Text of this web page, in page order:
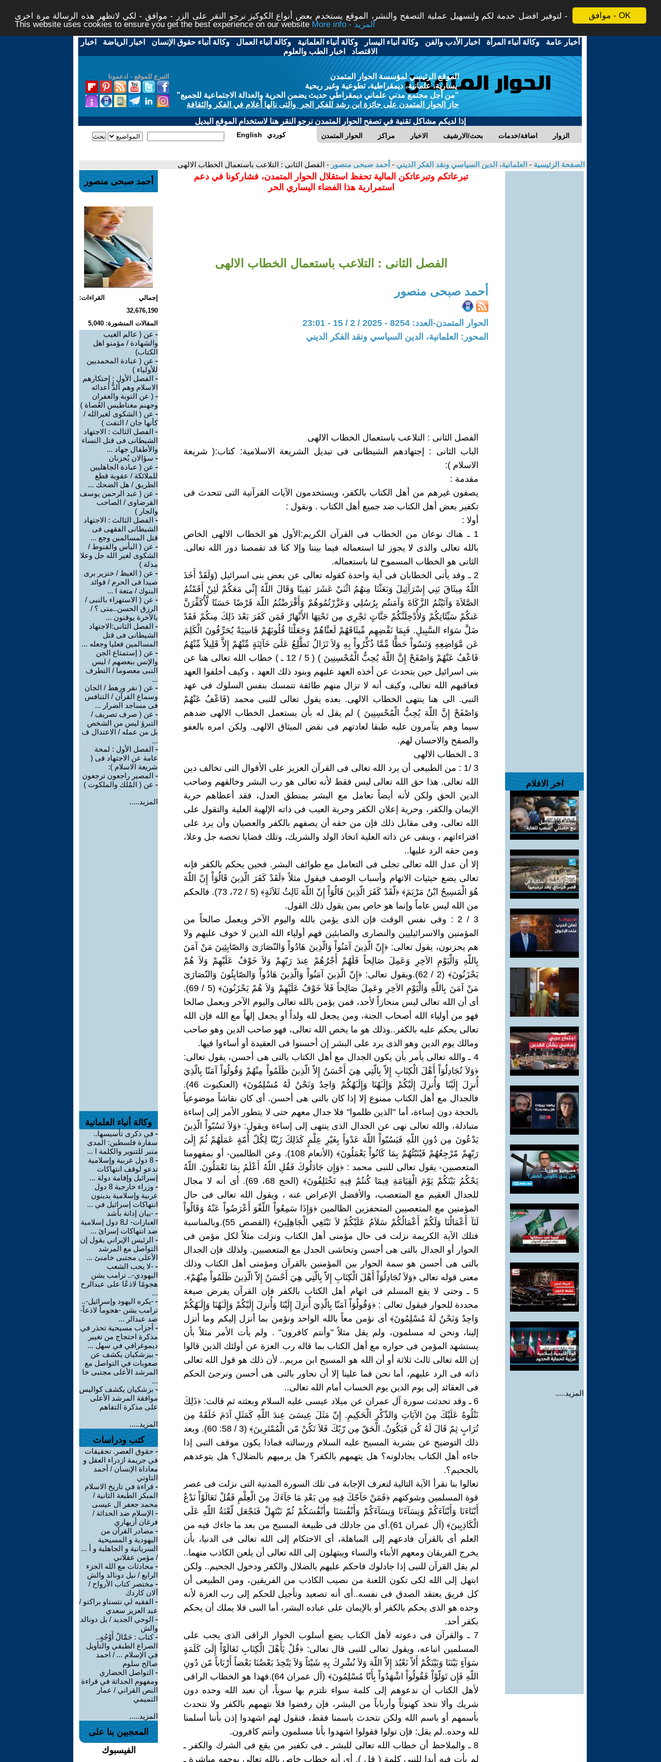
موافق - OK
لتوفير افضل خدمة لكم ولتسهيل عملية التصفح والنشر، الموقع يستخدم بعض أنواع الكوكيز نرجو النقر على الزر - موافق - لكي لاتظهر هذه الرسالة مرة اخرى -
This website uses cookies to ensure you get the best experience on our website
More info - المزيد
أخبار عامة -وكالة أنباء المرأة - اخبار الأدب والفن -وكالة أنباء اليسار -وكالة أنباء العلمانية -وكالة أنباء العمال -وكالة أنباء حقوق الإنسان - اخبار الرياضة - اخبار
الاقتصاد - اخبار الطب والعلوم
التبرع للموقع - ادعمونا
الموقع الرئيسي لمؤسسة الحوار المتمدن
يسارية، علمانية، ديمقراطية، تطوعية وغير ربحية
"من أجل مجتمع مدني علماني ديمقراطي حديث يضمن الحرية والعدالة الاجتماعية للجميع"
حاز الحوار المتمدن على جائزة ابن رشد للفكر الحر والتى نالها أعلام في الفكر والثقافة
إذا لديكم مشاكل تقنية في تصفح الحوار المتمدن نرجو النقر هنا لاستخدام الموقع البديل
الحوار المتمدن مراكز الاخبار بحث/الارشيف اضافة/خدمات الزوار English كوردي
الصفحة الرئيسية - العلمانية، الدين السياسي ونقد الفكر الديني - أحمد صبحى منصور - الفصل الثانى : التلاعب باستعمال الخطاب الالهى
اخر الافلام
المزيد.....
تبرعاتكم وتبرعاتكن المالية تحفظ استقلال الحوار المتمدن، فشاركونا في دعم
استمرارية هذا الفضاء اليساري الحر
الفصل الثانى : التلاعب باستعمال الخطاب الالهى
أحمد صبحى منصور
الحوار المتمدن-العدد: 8254 - 2025 / 2 / 15 - 23:01
المحور: العلمانية، الدين السياسي ونقد الفكر الديني
الفصل الثانى : التلاعب باستعمال الخطاب الالهى
الباب الثانى : إجتهادهم الشيطانى فى تبديل الشريعة الاسلامية: كتاب:( شريعة
الاسلام ):
مقدمة :
يصفون غيرهم من أهل الكتاب بالكفر، ويستخدمون الآيات القرآنية التى تتحدث فى
تكفير بعض أهل الكتاب ضد جميع أهل الكتاب . ونقول :
أولا :
1 ـ هناك نوعان من الخطاب فى القرآن الكريم:الأول هو الخطاب الالهى الخاص
بالله تعالى والذى لا يجوز لنا استعماله فيما بيننا وإلا كنا قد تقمصنا دور الله تعالى.
الثانى هو الخطاب المسموح لنا باستعماله.
2 ـ وقد يأتى الخطابان فى أية واحدة كقوله تعالى عن بعض بنى اسرائيل (وَلَقَدْ أَخَذَ
اللّهُ مِيثَاقَ بَنِي إِسْرَآئِيلَ وَبَعَثْنَا مِنهُمُ اثْنَيْ عَشَرَ نَقِيبًا وَقَالَ اللّهُ إِنِّي مَعَكُمْ لَئِنْ أَقَمْتُمُ
الصَّلاَةَ وَآتَيْتُمُ الزَّكَاةَ وَآمَنتُم بِرُسُلِي وَعَزَّرْتُمُوهُمْ وَأَقْرَضْتُمُ اللّهَ قَرْضًا حَسَنًا لَّأُكَفِّرَنَّ
عَنكُمْ سَيِّئَاتِكُمْ وَلأُدْخِلَنَّكُمْ جَنَّاتٍ تَجْرِي مِن تَحْتِهَا الأَنْهَارُ فَمَن كَفَرَ بَعْدَ ذَلِكَ مِنكُمْ فَقَدْ
ضَلَّ سَوَاء السَّبِيلِ. فَبِمَا نَقْضِهِم مِّيثَاقَهُمْ لَعنَّاهُمْ وَجَعَلْنَا قُلُوبَهُمْ قَاسِيَةً يُحَرِّفُونَ الْكَلِمَ
عَن مَّوَاضِعِهِ وَنَسُواْ حَظًّا مِّمَّا ذُكِّرُواْ بِهِ وَلاَ تَزَالُ تَطَّلِعُ عَلَىَ خَآئِنَةٍ مِّنْهُمْ إِلاَّ قَلِيلاً مِّنْهُمُ
فَاعْفُ عَنْهُمْ وَاصْفَحْ إِنَّ اللّهَ يُحِبُّ الْمُحْسِنِينَ ) ( 5 / 12 ـ ) خطاب الله تعالى هنا عن
بنى اسرائيل حين يتحدث عن أخذه العهد عليهم وبنود ذلك العهد ، وكيف أخلفوا العهد
فعاقبهم الله تعالى، وكيف أنه لا تزال منهم طائفة تتمسك بنفس السلوك فى عهد
النبى. الى هنا ينتهى الخطاب الالهى. بعده يقول تعالى للنبى محمد (فَاعْفُ عَنْهُمْ
وَاصْفَحْ إِنَّ اللّهَ يُحِبُّ الْمُحْسِنِينَ ) لم يقل له بأن يستعمل الخطاب الالهى ضدهم
سيما وهم يتآمرون عليه طبقا لعادتهم فى نقض الميثاق الالهى. ولكن امره بالعفو
والصفح والاحسان لهم.
3 ـ الخطاب الالهى
3 /1 : من الطبيعى أن يرد الله تعالى فى القرآن العزيز على الأقوال التى تخالف دين
الله تعالى. هذا حق الله تعالى ليس فقط لأنه تعالى هو رب البشر وخالقهم وصاحب
الدين الحق ولكن لأنه أيضاً تعامل مع البشر بمنطق العدل، فقد أعطاهم حرية
الإيمان والكفر، وحرية إعلان الكفر وحرية العيب فى ذاته الإلهية العلية والتقول على
الله تعالى، وفى مقابل ذلك فإن من حقه أن يصفهم بالكفر والعصيان وأن يرد على
افتراءاتهم ، وينفى عن ذاته العلية اتخاذ الولد والشريك، وتلك قضايا تخصه جل وعلا،
ومن حقه الرد عليها..
إلا أن عدل الله تعالى تجلى فى التعامل مع طوائف البشر. فحين يحكم بالكفر فإنه
تعالى يضع حيثيات الاتهام وأسباب الوصف فيقول مثلاً ﴿لَقَدْ كَفَرَ الّذِينَ قَالُوَاْ إِنّ اللّهَ
هُوَ الْمَسِيحُ ابْنُ مَرْيَمَ﴾ ﴿لّقَدْ كَفَرَ الّذِينَ قَالُوَاْ إِنّ اللّهَ ثَالِثُ ثَلاَثَةٍ﴾ (5 / 72، 73). فالحكم
من الله ليس عاماً وإنما هو خاص بمن يقول ذلك القول.
3 / 2 : وفى نفس الوقت فإن الذى يؤمن بالله واليوم الآخر ويعمل صالحاً من
المؤمنين والاسرائيليين والنصارى والصابئين فهم أولياء الله الذين لا خوف عليهم ولا
هم يحزنون، يقول تعالى: ﴿إِنّ الّذِينَ آمَنُواْ وَالّذِينَ هَادُواْ وَالنّصَارَىَ وَالصّابِئِينَ مَنْ آمَنَ
بِاللّهِ وَالْيَوْمِ الاَخِرِ وَعَمِلَ صَالِحاً فَلَهُمْ أَجْرُهُمْ عِندَ رَبّهِمْ وَلاَ خَوْفٌ عَلَيْهِمْ وَلاَ هُمْ
يَحْزَنُونَ﴾ (2 / 62).ويقول تعالى: ﴿إِنّ الّذِينَ آمَنُواْ وَالّذِينَ هَادُواْ وَالصّابِئُونَ وَالنّصَارَىَ
مَنْ آمَنَ بِاللّهِ وَالْيَوْمِ الاَخِرِ وعَمِلَ صَالِحاً فَلاَ خَوْفٌ عَلَيْهِمْ وَلاَ هُمْ يَحْزَنُونَ﴾ (5 / 69).
أى أن الله تعالى ليس منحازاً لأحد، فمن يؤمن بالله تعالى واليوم الآخر ويعمل صالحا
فهو من أولياء الله أصحاب الجنة، ومن يجعل لله ولداً أو يجعل إلهاً مع الله فإن الله
تعالى يحكم عليه بالكفر..وذلك هو ما يخص الله تعالى، فهو صاحب الدين وهو صاحب
ومالك يوم الدين وهو الذى يرد على البشر إن أحسنوا فى العقيدة أو أساءوا فيها.
4 ـ والله تعالى يأمر بأن يكون الجدال مع أهل الكتاب بالتى هى أحسن، يقول تعالى:
﴿وَلاَ تُجَادِلُوَاْ أَهْلَ الْكِتَابِ إِلاّ بِالّتِي هِيَ أَحْسَنُ إِلاّ الّذِينَ ظَلَمُواْ مِنْهُمْ وَقُولُوَاْ آمَنّا بِالّذِيَ
أُنزِلَ إِلَيْنَا وَأُنزِلَ إِلَيْكُمْ وَإِلَـَهُنَا وَإِلَـَهُكُمْ وَاحِدٌ وَنَحْنُ لَهُ مُسْلِمُونَ﴾ (العنكبوت 46).
فالجدال مع أهل الكتاب ممنوع إلا إذا كان بالتى هى أحسن. أى كان نقاشاً موضوعياً
بالحجة دون إساءة، أما "الذين ظلموا" فلا جدال معهم حتى لا يتطور الأمر إلى إساءة
متبادلة، والله تعالى نهى عن الجدال الذى ينتهى إلى إساءة ويقول: ﴿وَلاَ تَسُبّواْ الّذِينَ
يَدْعُونَ مِن دُونِ اللّهِ فَيَسُبّواْ اللّهَ عَدْواً بِغَيْرِ عِلْمٍ كَذَلِكَ زَيّنّا لِكُلّ أُمّةٍ عَمَلَهُمْ ثُمّ إِلَىَ
رَبّهِمْ مّرْجِعُهُمْ فَيُنَبّئُهُمْ بِمَا كَانُواْ يَعْمَلُونَ﴾ (الأنعام 108). وعن الظالمين- أو بمفهومنا
المتعصبين- يقول تعالى للنبى محمد : ﴿وَإِن جَادَلُوكَ فَقُلِ اللّهُ أَعْلَمُ بِمَا تَعْمَلُونَ. اللّهُ
يَحْكُمُ بَيْنَكُمْ يَوْمَ الْقِيَامَةِ فِيمَا كُنتُمْ فِيهِ تَخْتَلِفُونَ﴾ (الحج 68، 69). أى أنه لا مجال
للجدال العقيم مع المتعصب، والأفضل الإعراض عنه ، ويقول الله تعالى فى حال
المؤمنين مع المتعصبين المتحفزين الظالمين ﴿وَإِذَا سَمِعُواْ اللّغْوَ أَعْرَضُواْ عَنْهُ وَقَالُواْ
لَنَآ أَعْمَالُنَا وَلَكُمْ أَعْمَالُكُمْ سَلاَمٌ عَلَيْكُمْ لاَ نَبْتَغِي الْجَاهِلِينَ﴾ (القصص 55).وبالمناسبة
فتلك الآية الكريمة نزلت فى حال مؤمنى أهل الكتاب ونزلت مثلاً لكل مؤمن فى
الحوار أو الجدال بالتى هى أحسن وتحاشى الجدل مع المتعصبين. ولذلك فإن الجدال
بالتى هى أحسن هو سمة الحوار بين المؤمنين بالقرآن ومؤمنى أهل الكتاب وذلك
معنى قوله تعالى ﴿وَلاَ تُجَادِلُوَاْ أَهْلَ الْكِتَابِ إِلاّ بِالّتِي هِيَ أَحْسَنُ إِلاّ الّذِينَ ظَلَمُواْ مِنْهُمْ﴾.
5 ـ وحتى لا يقع المسلم فى اتهام أهل الكتاب بالكفر فإن القرآن يفرض صيغة
محددة للحوار فيقول تعالى : ﴿وَقُولُوَاْ آمَنّا بِالّذِيَ أُنزِلَ إِلَيْنَا وَأُنزِلَ إِلَيْكُمْ وَإِلَـَهُنَا وَإِلَـَهُكُمْ
وَاحِدٌ وَنَحْنُ لَهُ مُسْلِمُونَ﴾ أى نؤمن معاً بالله الواحد ونؤمن بما أنزل إليكم وما أنزل
إلينا، ونحن له مسلمون، ولم يقل مثلاً "وأنتم كافرون" . ولم يأت الأمر مثلاً بأن
يستشهد المؤمن فى حواره مع أهل الكتاب بما قاله رب العزة عن أولئك الذين قالوا
إن الله تعالى ثالث ثلاثة أو أن الله هو المسيح ابن مريم.. لأن ذلك هو قول الله تعالى
ذاته فى الرد عليهم، أما نحن فما علينا إلا أن نحاور بالتى هى أحسن ونرجئ الحكم
فى العقائد إلى يوم الدين يوم الحساب أمام الله تعالى..
6 ـ وقد تحدثت سورة آل عمران عن ميلاد عيسى عليه السلام وبعثته ثم قالت: ﴿ذَلِكَ
نَتْلُوهُ عَلَيْكَ مِنَ الآيَاتِ وَالذّكْرِ الْحَكِيمِ. إِنّ مَثَلَ عِيسَىَ عِندَ اللّهِ كَمَثَلِ آدَمَ خَلَقَهُ مِن
تُرَابٍ ثِمّ قَالَ لَهُ كُن فَيَكُونُ. الْحَقّ مِن رّبّكَ فَلاَ تَكُنْ مّن الْمُمْتَرِينَ﴾ (3 / 58: 60). وبعد
ذلك التوضيح عن بشرية المسيح عليه السلام ورسالته فماذا يكون موقف النبى إذا
جاءه أهل الكتاب يجادلونه؟ هل يتهمهم بالكفر؟ هل يرميهم بالضلال؟ هل يتوعدهم
بالجحيم؟.
تعالوا بنا نقرأ الآية التالية لنعرف الإجابة فى تلك السورة المدنية التى نزلت فى عصر
قوة المسلمين وشوكتهم ﴿فَمَنْ حَآجّكَ فِيهِ مِن بَعْدِ مَا جَآءَكَ مِنَ الْعِلْمِ فَقُلْ تَعَالَوْاْ نَدْعُ
أَبْنَاءَنَا وَأَبْنَآءَكُمْ وَنِسَآءَنَا وَنِسَآءَكُمْ وَأَنْفُسَنَا وأَنْفُسَكُمْ ثُمّ نَبْتَهِلْ فَنَجْعَل لّعْنَةُ اللّهِ عَلَى
الْكَاذِبِينَ﴾ (آل عمران 61).أى من جادلك فى طبيعة المسيح من بعد ما جاءك فيه من
العلم أى بالقرآن فادعهم إلى المباهلة، أى الاحتكام إلى الله تعالى فى الدنيا، بأن
يخرج الفريقان ومعهم الأبناء والنساء ويبتهلون إلى الله تعالى أن يلعن الكاذب منهما..
لم يقل القرآن للنبى إذا جادلوك فاحكم عليهم بالضلال والكفر ودخول الجحيم.. ولكن
ابتهل إلى الله لكى تكون اللعنة من نصيب الكاذب من الفريقين، ومن الطبيعى أن
كل فريق يعتقد الصدق فى نفسه..أى أنه تصعيد وتأجيل للحكم إلى رب العزة لأنه
وحده هو الذى يحكم بالكفر أو بالإيمان على عباده البشر، أما النبى فلا يملك أن يحكم
بكفر أحد.
7 ـ والقرآن فى دعوته لأهل الكتاب يضع أسلوب الحوار الراقى الذى يجب على
المسلمين اتباعه، ويقول تعالى للنبى قال تعالى: ﴿قُلْ يَأَهْلَ الْكِتَابِ تَعَالَوْاْ إِلَىَ كَلَمَةٍ
سَوَآءٍ بَيْنَنَا وَبَيْنَكُمْ أَلاّ نَعْبُدَ إِلاّ اللّهَ وَلاَ نُشْرِكَ بِهِ شَيْئاً وَلاَ يَتّخِذَ بَعْضُنَا بَعْضاً أَرْبَاباً مّن دُونِ
اللّهِ فَإِن تَوَلّوْاْ فَقُولُواْ اشْهَدُواْ بِأَنّا مُسْلِمُونَ﴾ (آل عمران 64).فهذا هو الخطاب الراقى
لأهل الكتاب أن ندعوهم إلى كلمة سواء نلتزم بها سوياً، أن نعبد الله وحده دون
شريك وألا نتخذ كهنوتاً وأرباباً من البشر، فإن رفضوا فلا نتهمهم بالكفر ولا نتحدث
بأسمهم أو باسم الله ولكن نتحدث باسمنا فقط، فنقول لهم اشهدوا إذن بأننا أسلمنا
لله وحده..لم يقل: فإن تولوا فقولوا اشهدوا بأنا مسلمون وأنتم كافرون.
8 ـ والملاحظ أن خطاب الله تعالى للبشر ـ فى تكفير من يقع فى الشرك والكفر ـ
لم يأت فيه أبدا للنبى كلمة ( قل ). أى أنه خطاب خاص بالله تعالى يوجهه مباشرة ـ
أحمد صبحى منصور
إجمالي القراءات:
32,676,190
المقالات المنشورة: 5,040
- عن ( عالم الغيب
والشهادة / مؤمنو اهل
الكتاب)
- عن ( عبادة المحمديين
للأولياء )
- الفصل الأول : إحتكارهم
الاسلام وهم ألدُّ أعدائه
- ( عن التوبة والغفران
وجهنم مغناطيس العُصاة )
- عن ( الشكوى لغيرالله /
كأنها جان / التفث )
- الفصل الثالث : الاجتهاد
الشيطانى فى قتل النساء
والأطفال جهاد ...
- سؤالان يُحزنان
- عن ( عبادة الجاهليين
للملائكة / عقوبة قطع
الطريق / هل الضحك ...
- عن ( عبد الرحمن يوسف
القرضاوى / الصاحب
والجار )
- الفصل الثالث : الاجتهاد
الشيطانى الفقهى فى
قتل المسالمين وجع ...
- عن ( اليأس والقنوط /
الشكوى لغير الله جل وعلا
مذلة )
- عن ( الغيظ / خنزير برى
صيدا فى الحرم / فوائد
البنوك / متعة ا ...
- عن ( الاستهزاء بالنبى /
الرزق الحسن..متى ؟ /
بالآخرة يوقنون ...
- الفصل الثانى:الاجتهاد
الشيطانى فى قتل
المسالمين فعليا وجعله ...
- عن ( إستمتاع الجن
والإنس ببعضهم / ليس
النبى معصوما / التطرف
...
- عن ( نفر ورهط / الجان
وسماع القرآن / التنافس
فى مساجد الضرار ...
- عن ( صرف تصريف /
التبرؤ ليس من الشخص
بل من عمله / الاعتدال ف
...
- الفصل الأول : لمحة
عامة عن الاجتهاد فى (
شريعة الاسلام ):
- المصير راجعون ترجعون
- عن ( المُلك والملكوت )
المزيد.....
وكالة أنباء العلمانية
- في ذكرى تأسيسها..
سفارة فلسطين: المدى
منبر للتنوير والكلمة ا ...
-
8 دول عربية وإسلامية
تدعو لوقف انتهاكات
إسرائيل وإقامة دولة ...
-
وزراء خارجية 8 دول
عربية وإسلامية يدينون
انتهاكات إسرائيل في ...
- -بيان إدانة بأشد
العبارات- لـ8 دول إسلامية
ضد انتهاكات إسرائ ...
- الرئيس الإيراني يقول إن
التواصل مع المرشد
الأعلى مجتبى خامنئ ...
- -لا يحب الشعب
اليهودي-.. ترامب يشن
هجومًا لاذعًا على عبدالرح
...
- -يكره اليهود وإسرائيل-..
ترامب يشن -هجوماً لاذعاً-
ضد عبدالر ...
- أحزاب مسيحية تحذر في
مذكرة احتجاج من تغيير
ديموغرافي في سهل ...
- بيزشكيان يكشف عن
صعوبات في التواصل مع
المرشد الأعلى مجتبى خا
...
- بزشكيان يكشف كواليس
موافقة المرشد الأعلى
على مذكرة التفاهم
المزيد.....
كتب ودراسات
- حقوق العصر. تحقيقات
في جريمة ازدراء العقل و
معاداة الإنسان / أحمد
التاوتي
- قراءة في تاريخ الاسلام
المبكر الطبعة الثانية /
محمد جعفر ال عيسى
- الإسلام ضد الحداثة /
فرغان أزيهاري
- مصادر القرآن من
اليهودية و المسيحية
السريانية و الجاهلية و أ ...
/ مؤمن عقلاني
- محادثات مع الله الجزء
الرابع / نيل دونالد والش
- مختصر كتاب الأرواح /
آلان كاردك
- الفقيه لي نتسناو براكتو /
عبد العزيز سعدي
- الوحي الجديد / يل دونالد
والش
-كتاب : حَمَّالُ أَوْجُهٍ..
الصراع الطبقي والتأويل
في الإسلام ... / احمد
صالح سلوم
- التواصل الحضاري
ومفهوم الحداثة في قراءة
النص القراني / عمار
التميمي
المزيد.....
المعجبين بنا على
الفيسبوك